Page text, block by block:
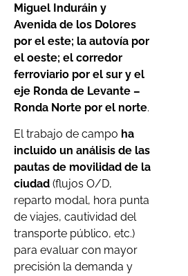
Miguel Induráin y
Avenida de los Dolores
por el este; la autovía por
el oeste; el corredor
ferroviario por el sur y el
eje Ronda de Levante –
Ronda Norte por el norte.
El trabajo de campo ha
incluido un análisis de las
pautas de movilidad de la
ciudad (flujos O/D,
reparto modal, hora punta
de viajes, cautividad del
transporte público, etc.)
para evaluar con mayor
precisión la demanda y